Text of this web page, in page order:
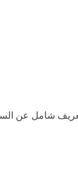
شامل عن